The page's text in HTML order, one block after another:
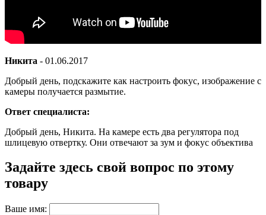
Никита - 01.06.2017
Добрый день, подскажите как настроить фокус, изображение с
камеры получается размытие.
Ответ специалиста:
Добрый день, Никита. На камере есть два регулятора под
шлицевую отвертку. Они отвечают за зум и фокус объектива
Задайте здесь свой вопрос по этому
товару
Ваше имя: